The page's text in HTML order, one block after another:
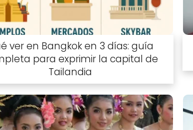
ver en Bangkok en 3 días: guía
para exprimir la capital de
Tailandia